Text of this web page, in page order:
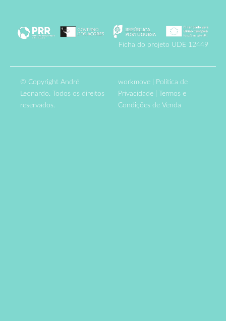
Ficha do projeto UDE 12449
© Copyright André
Leonardo. Todos os direitos
reservados.
workmove
Política de
Privacidade
Termos e
Condições de Venda